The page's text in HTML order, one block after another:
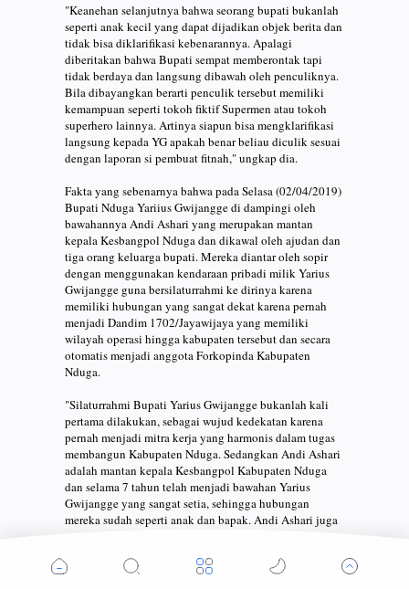
"Keanehan selanjutnya bahwa seorang bupati bukanlah
seperti anak kecil yang dapat dijadikan objek berita dan
tidak bisa diklarifikasi kebenarannya. Apalagi
diberitakan bahwa Bupati sempat memberontak tapi
tidak berdaya dan langsung dibawah oleh penculiknya.
Bila dibayangkan berarti penculik tersebut memiliki
kemampuan seperti tokoh fiktif Supermen atau tokoh
superhero lainnya. Artinya siapun bisa mengklarifikasi
langsung kepada YG apakah benar beliau diculik sesuai
dengan laporan si pembuat fitnah," ungkap dia.
Fakta yang sebenarnya bahwa pada Selasa (02/04/2019)
Bupati Nduga Yariius Gwijangge di dampingi oleh
bawahannya Andi Ashari yang merupakan mantan
kepala Kesbangpol Nduga dan dikawal oleh ajudan dan
tiga orang keluarga bupati. Mereka diantar oleh sopir
dengan menggunakan kendaraan pribadi milik Yarius
Gwijangge guna bersilaturrahmi ke dirinya karena
memiliki hubungan yang sangat dekat karena pernah
menjadi Dandim 1702/Jayawijaya yang memiliki
wilayah operasi hingga kabupaten tersebut dan secara
otomatis menjadi anggota Forkopinda Kabupaten
Nduga.
"Silaturrahmi Bupati Yarius Gwijangge bukanlah kali
pertama dilakukan, sebagai wujud kedekatan karena
pernah menjadi mitra kerja yang harmonis dalam tugas
membangun Kabupaten Nduga. Sedangkan Andi Ashari
adalah mantan kepala Kesbangpol Kabupaten Nduga
dan selama 7 tahun telah menjadi bawahan Yarius
Gwijangge yang sangat setia, sehingga hubungan
mereka sudah seperti anak dan bapak. Andi Ashari juga